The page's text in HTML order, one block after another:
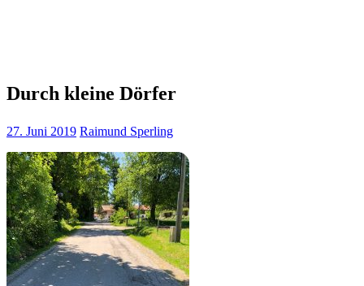
Durch kleine Dörfer
27. Juni 2019 Raimund Sperling